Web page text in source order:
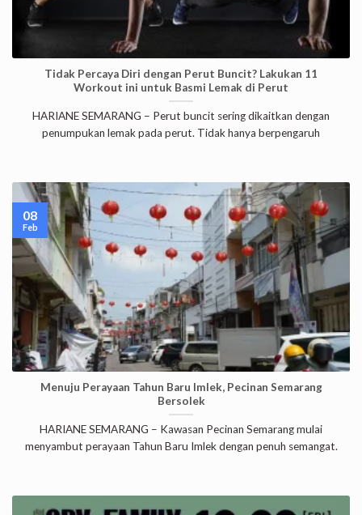
Tidak Percaya Diri dengan Perut Buncit? Lakukan 11
Workout ini untuk Basmi Lemak di Perut
HARIANE SEMARANG – Perut buncit sering dikaitkan dengan
penumpukan lemak pada perut. Tidak hanya berpengaruh
Menuju Perayaan Tahun Baru Imlek, Pecinan Semarang
Bersolek
HARIANE SEMARANG – Kawasan Pecinan Semarang mulai
menyambut perayaan Tahun Baru Imlek dengan penuh semangat.
08
Feb